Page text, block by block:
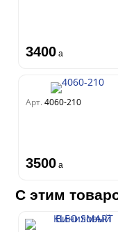
3400 a
Арт.4060-210
3500 a
С этим